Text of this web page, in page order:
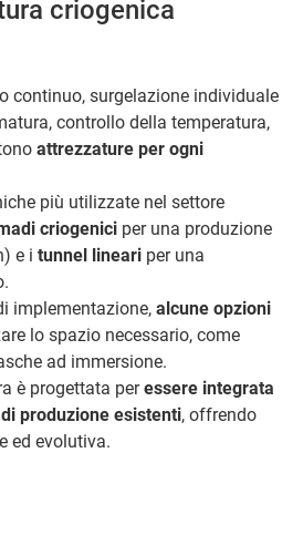
criogenica
continuo, surgelazione individuale
controllo della temperatura,
attrezzature per ogni
più utilizzate nel settore
criogenici per una produzione
e i tunnel lineari per una
implementazione, alcune opzioni
lo spazio necessario, come
ad immersione.
è progettata peressere integrata
produzione esistenti, offrendo
ed evolutiva.